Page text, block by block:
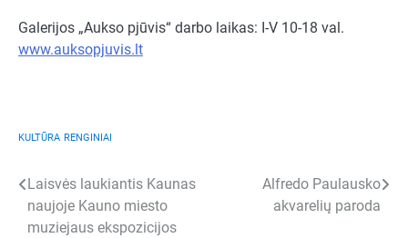
Galerijos „Aukso pjūvis“ darbo laikas: I-V 10-18 val.
www.auksopjuvis.lt
KULTŪRA RENGINIAI
Navigacija
tarp
Laisvės laukiantis Kaunas
naujoje Kauno miesto
muziejaus ekspozicijos
Alfredo Paulausko
akvarelių paroda